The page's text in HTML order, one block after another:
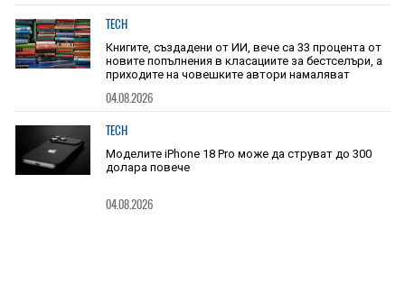
TECH
Книгите, създадени от ИИ, вече са 33 процента от
новите попълнения в класациите за бестселъри, а
приходите на човешките автори намаляват
04.08.2026
TECH
Моделите iPhone 18 Pro може да струват до 300
долара повече
04.08.2026